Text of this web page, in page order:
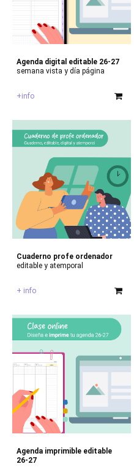
Agenda digital editable 26-27
semana vista y día página
+info
Cuaderno profe ordenador
editable y atemporal
+ info
Agenda imprimible editable
26-27